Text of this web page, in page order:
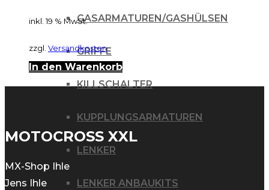
GASARMATUREN/GASHÜLSEN
GRIFFE
KILLSCHALTER
KUPPLUNGSARMATUREN
LENKER
LENKER ANBAUKITS
inkl. 19 % MwSt.
zzgl. Versandkosten
In den Warenkorb
MOTOCROSS XXL
MX-Shop Ihle
Jens Ihle